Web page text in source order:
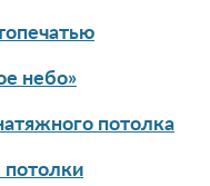
небо»
потолка